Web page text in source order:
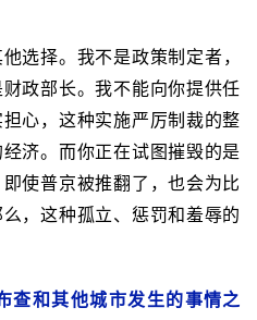
选择。我不是政策制定者，
政部长。我不能向你提供任
心，这种实施严厉制裁的整
济。而你正在试图摧毁的是
使普京被推翻了，也会为比
，这种孤立、惩罚和羞辱的
查和其他城市发生的事情之